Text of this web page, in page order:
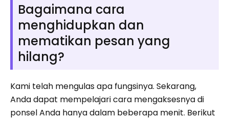
Bagaimana cara
menghidupkan dan
mematikan pesan yang
hilang?
Kami telah mengulas apa fungsinya. Sekarang,
Anda dapat mempelajari cara mengaksesnya di
ponsel Anda hanya dalam beberapa menit. Berikut